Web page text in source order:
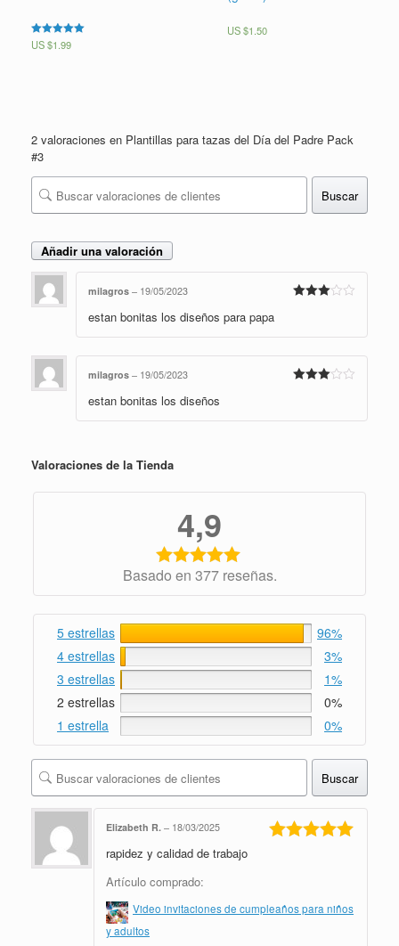
Valorado en
5.00
US $1.99
US $1.50
2 valoraciones en Plantillas para tazas del Día del Padre Pack
#3
Buscar
Añadir una valoración
milagros – 19/05/2023
estan bonitas los diseños para papa
milagros – 19/05/2023
estan bonitas los diseños
Valoraciones de la Tienda
4,9
Basado en 377 reseñas.
5 estrellas
96%
4 estrellas
3%
3 estrellas
1%
2 estrellas
0%
1 estrella
0%
Buscar
Elizabeth R. – 18/03/2025
rapidez y calidad de trabajo
Artículo comprado:
Video invitaciones de cumpleaños para niños
y adultos